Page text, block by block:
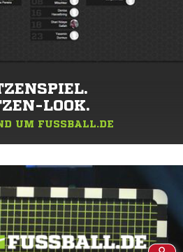
LOOK.
UM FUSSBALL.DE